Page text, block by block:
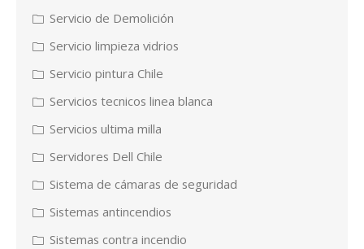
Servicio de Demolición
Servicio limpieza vidrios
Servicio pintura Chile
Servicios tecnicos linea blanca
Servicios ultima milla
Servidores Dell Chile
Sistema de cámaras de seguridad
Sistemas antincendios
Sistemas contra incendio